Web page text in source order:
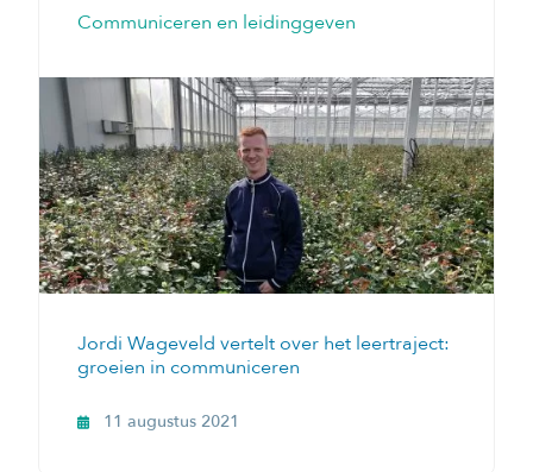
Communiceren en leidinggeven
Jordi Wageveld vertelt over het leertraject:
groeien in communiceren
11 augustus 2021